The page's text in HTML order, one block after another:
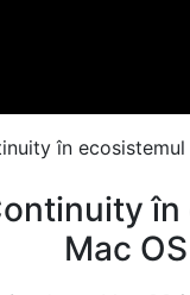
în
Mac OS